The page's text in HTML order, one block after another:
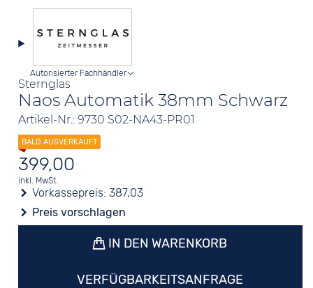
Sternglas
Naos Automatik 38mm Schwarz
Artikel-Nr.: 9730 S02-NA43-PR01
Autorisierter Fachhändler
399,00
inkl. MwSt.
Vorkassepreis:387,03
Preis vorschlagen
IN DEN WARENKORB
VERFÜGBARKEITSANFRAGE